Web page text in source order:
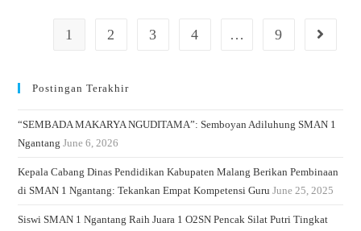
1 2 3 4 … 9
Postingan Terakhir
“SEMBADA MAKARYA NGUDITAMA”: Semboyan Adiluhung SMAN 1
Ngantang June 6, 2026
Kepala Cabang Dinas Pendidikan Kabupaten Malang Berikan Pembinaan
di SMAN 1 Ngantang: Tekankan Empat Kompetensi Guru June 25, 2025
Siswi SMAN 1 Ngantang Raih Juara 1 O2SN Pencak Silat Putri Tingkat